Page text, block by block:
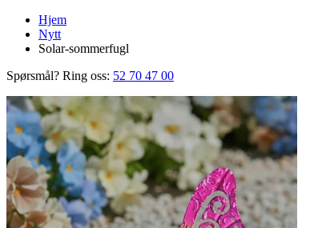
Hjem
Nytt
Solar-sommerfugl
Spørsmål? Ring oss: 52 70 47 00